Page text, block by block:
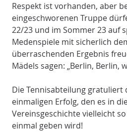
Respekt ist vorhanden, aber
eingeschworenen Truppe
22/23 und im Sommer 23 auf
Medenspiele mit sicherlich
überraschenden Ergebnis
Mädels sagen: „Berlin, Berlin,
Die Tennisabteilung gratuliert
einmaligen Erfolg, den es in
Vereinsgeschichte vielleicht
einmal geben wird!